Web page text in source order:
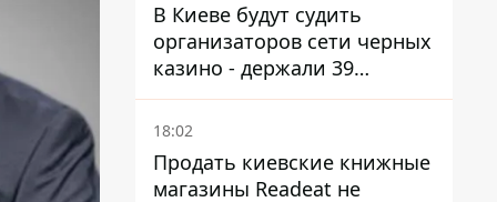
В Киеве будут судить
организаторов сети черных
казино - держали 39
заведений
18:02
Продать киевские книжные
магазины Readeat не